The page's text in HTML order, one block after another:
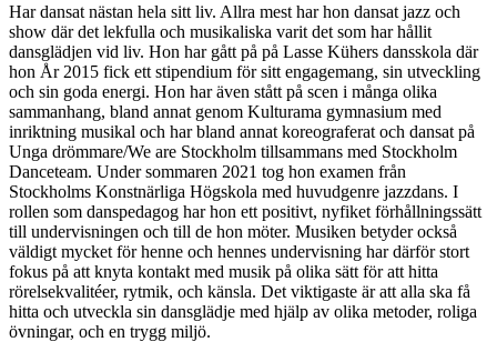
Har dansat nästan hela sitt liv. Allra mest har hon dansat jazz och
show där det lekfulla och musikaliska varit det som har hållit
dansglädjen vid liv. Hon har gått på på Lasse Kühers dansskola där
hon År 2015 fick ett stipendium för sitt engagemang, sin utveckling
och sin goda energi. Hon har även stått på scen i många olika
sammanhang, bland annat genom Kulturama gymnasium med
inriktning musikal och har bland annat koreograferat och dansat på
Unga drömmare/We are Stockholm tillsammans med Stockholm
Danceteam. Under sommaren 2021 tog hon examen från
Stockholms Konstnärliga Högskola med huvudgenre jazzdans. I
rollen som danspedagog har hon ett positivt, nyfiket förhållningssätt
till undervisningen och till de hon möter. Musiken betyder också
väldigt mycket för henne och hennes undervisning har därför stort
fokus på att knyta kontakt med musik på olika sätt för att hitta
rörelsekvalitéer, rytmik, och känsla. Det viktigaste är att alla ska få
hitta och utveckla sin dansglädje med hjälp av olika metoder, roliga
övningar, och en trygg miljö.